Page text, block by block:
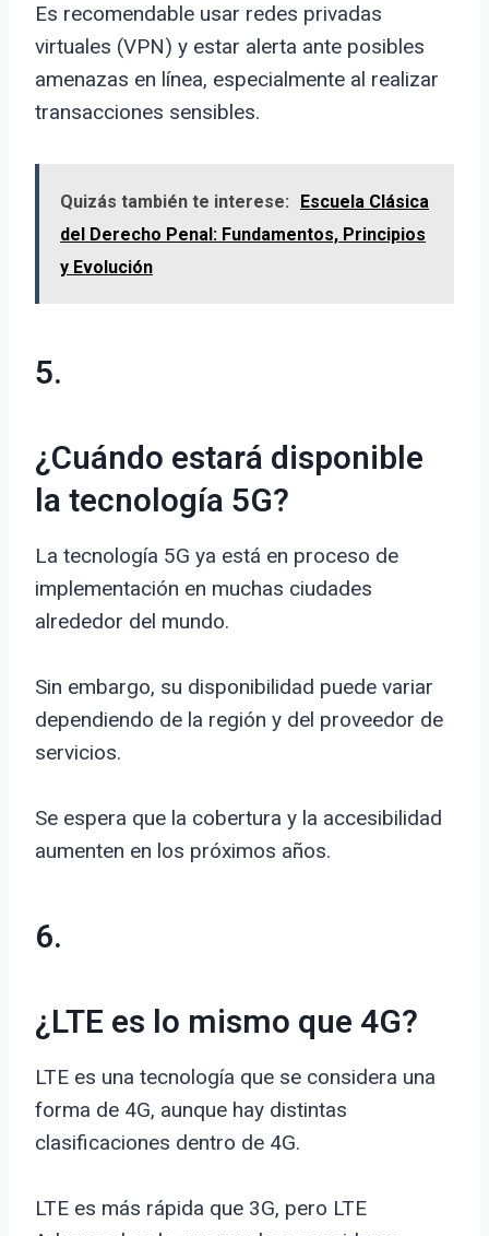
Es recomendable usar redes privadas
virtuales (VPN) y estar alerta ante posibles
amenazas en línea, especialmente al realizar
transacciones sensibles.
Quizás también te interese:
Escuela Clásica
del Derecho Penal: Fundamentos, Principios
y Evolución
5.
¿Cuándo estará disponible
la tecnología 5G?
La tecnología 5G ya está en proceso de
implementación en muchas ciudades
alrededor del mundo.
Sin embargo, su disponibilidad puede variar
dependiendo de la región y del proveedor de
servicios.
Se espera que la cobertura y la accesibilidad
aumenten en los próximos años.
6.
¿LTE es lo mismo que 4G?
LTE es una tecnología que se considera una
forma de 4G, aunque hay distintas
clasificaciones dentro de 4G.
LTE es más rápida que 3G, pero LTE